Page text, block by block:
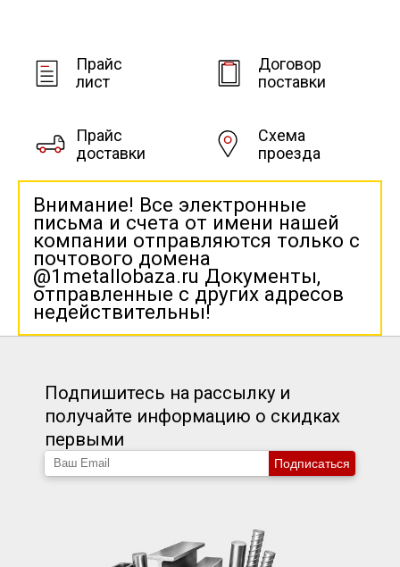
Прайс
лист
Договор
поставки
Прайс
доставки
Схема
проезда
Внимание! Все электронные
письма и счета от имени нашей
компании отправляются только с
почтового домена
@1metallobaza.ru Документы,
отправленные с других адресов
недействительны!
Подпишитесь на рассылку и
получайте информацию о скидках
первыми
Подписаться